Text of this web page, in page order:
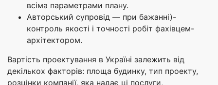
всіма параметрами плану.
Авторський супровід — при бажанні)-
контроль якості і точності робіт фахівцем-
архітектором.
Вартість проектування в Україні залежить від
декількох факторів: площа будинку, тип проекту,
розцінки компанії, яка надає ці послуги,